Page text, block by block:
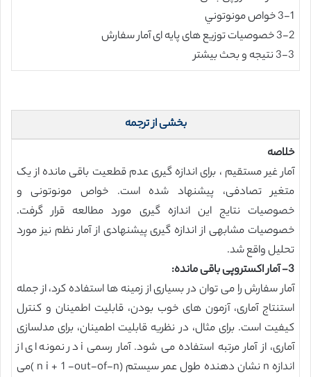
3-1 خواص مونوتوني
3-2 خصوصیات توزیع های پایه ای آمار سفارش
3-3 نتیجه و بحث بیشتر
بخشی از ترجمه
خلاصه
آمار غیر مستقیم ، برای اندازه گیری عدم قطعیت باقی مانده از یک
متغیر تصادفی، پیشنهاد شده است. خواص مونوتونی و
خصوصیات نتایج این اندازه گیری مورد مطالعه قرار گرفت.
خصوصیات مشابهی از اندازه گیری پیشنهادی از آمار نظم نیز مورد
تحلیل واقع شد.
3- آمار اکستروپی باقی مانده:
آمار سفارش را می توان در بسیاری از زمینه ها استفاده کرد، از جمله
استنتاج آماری، آزمون های خوب بودن، قابلیت اطمینان و کنترل
کیفیت است. برای مثال، در نظریه قابلیت اطمینان، برای مدلسازی
آماری، از آمار مرتبه استفاده می شود. آمار رسمی i در نمونه ای از
اندازه n نشان دهنده طول عمر سیستم (n i + 1 -out-of-n )می